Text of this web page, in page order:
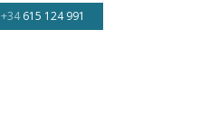
+34615 124 991